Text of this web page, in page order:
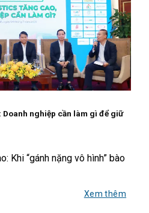
nghiệp cần làm gì để giữ
Khi “gánh nặng vô hình” bào
Xem thêm